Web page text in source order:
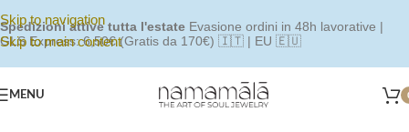
Skip to navigation
Skip to main content
Spedizioni attive tutta l'estate Evasione ordini in 48h lavorative |
GLS Express: 6,50€ (Gratis da 170€) 🇮🇹 | EU 🇪🇺
MENU